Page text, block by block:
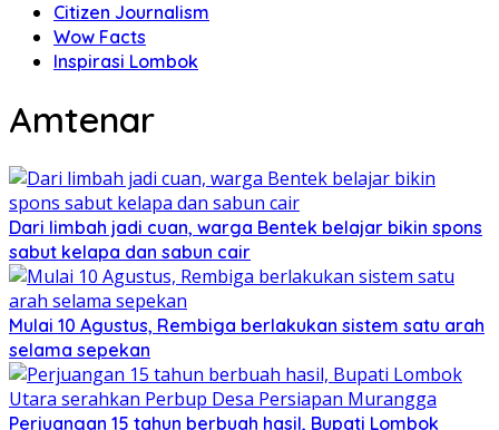
Citizen Journalism
Wow Facts
Inspirasi Lombok
Amtenar
Dari limbah jadi cuan, warga Bentek belajar bikin spons
sabut kelapa dan sabun cair
Mulai 10 Agustus, Rembiga berlakukan sistem satu arah
selama sepekan
Perjuangan 15 tahun berbuah hasil, Bupati Lombok